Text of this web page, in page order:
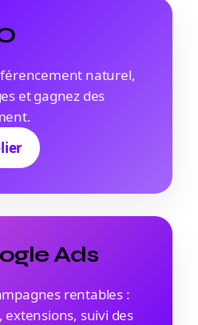
naturel,
et gagnez des
Ads
rentables :
extensions, suivi des